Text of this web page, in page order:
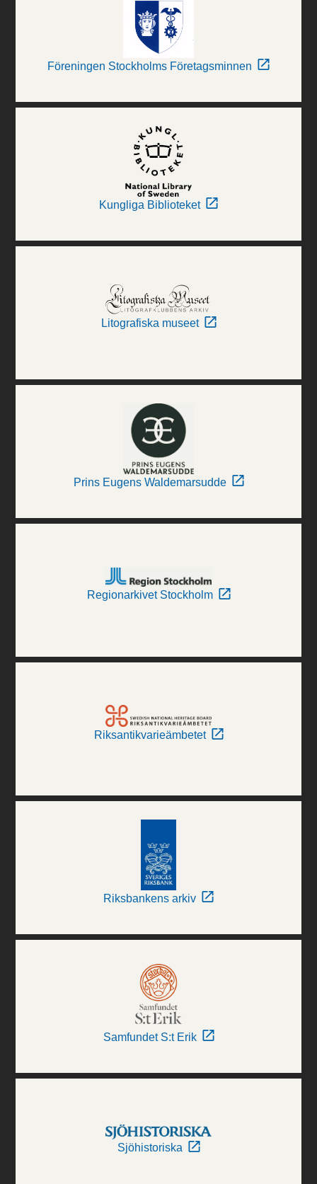
Föreningen Stockholms Företagsminnen
Kungliga Biblioteket
Litografiska museet
Prins Eugens Waldemarsudde
Regionarkivet Stockholm
Riksantikvarieämbetet
Riksbankens arkiv
Samfundet S:t Erik
Sjöhistoriska